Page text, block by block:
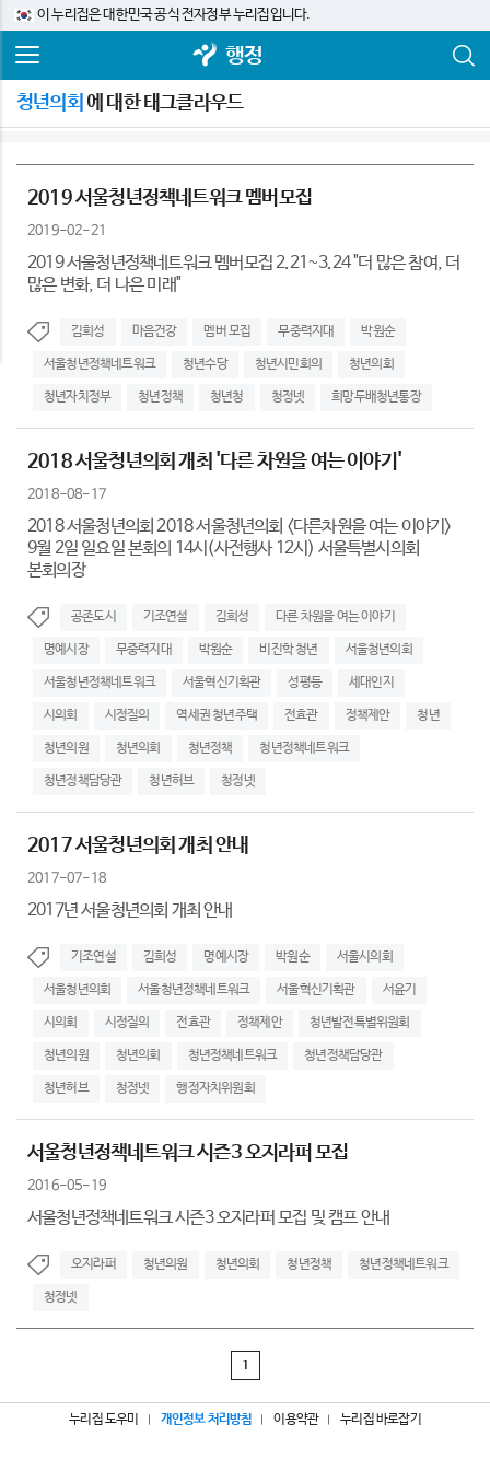
이 누리집은 대한민국 공식 전자정부 누리집입니다.
행정
청년의회 에 대한 태그클라우드
2019 서울청년정책네트워크 멤버모집
2019-02-21
2019 서울청년정책네트워크 멤버모집 2.21~3.24 "더 많은 참여, 더
많은 변화, 더 나은 미래"
김희성 마음건강 멤버 모집 무중력지대 박원순
서울청년정책네트워크 청년수당 청년시민회의 청년의회
청년자치정부 청년정책 청년청 청정넷 희망두배청년통장
2018 서울청년의회 개최 '다른 차원을 여는 이야기'
2018-08-17
2018 서울청년의회 2018 서울청년의회 <다른차원을 여는 이야기>
9월 2일 일요일 본회의 14시(사전행사 12시) 서울특별시의회
본회의장
공존도시 기조연설 김희성 다른 차원을 여는 이야기
명예시장 무중력지대 박원순 비진학 청년 서울청년의회
서울청년정책네트워크 서울혁신기획관 성평등 세대인지
시의회 시정질의 역세권 청년주택 전효관 정책제안 청년
청년의원 청년의회 청년정책 청년정책네트워크
청년정책담당관 청년허브 청정넷
2017 서울청년의회 개최 안내
2017-07-18
2017년 서울청년의회 개최 안내
기조연설 김희성 명예시장 박원순 서울시의회
서울청년의회 서울청년정책네트워크 서울혁신기획관 서윤기
시의회 시정질의 전효관 정책제안 청년발전특별위원회
청년의원 청년의회 청년정책네트워크 청년정책담당관
청년허브 청정넷 행정자치위원회
서울청년정책네트워크 시즌3 오지라퍼 모집
2016-05-19
서울청년정책네트워크 시즌3 오지라퍼 모집 및 캠프 안내
오지라퍼 청년의원 청년의회 청년정책 청년정책네트워크
청정넷
1
누리집 도우미 개인정보 처리방침 이용약관 누리집 바로잡기